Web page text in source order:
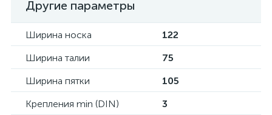
Другие параметры
Ширина носка
122
Ширина талии
75
Ширина пятки
105
Крепления min (DIN)
3